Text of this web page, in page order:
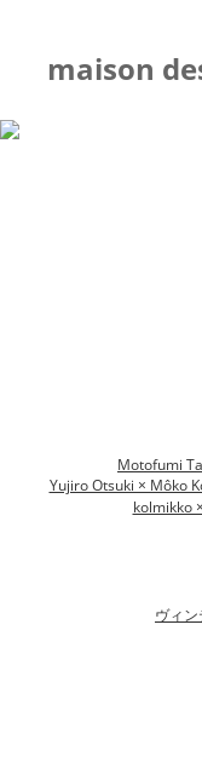
maison
Motofumi
Yujiro Otsuki × Môko
kolmikko
ヴィ